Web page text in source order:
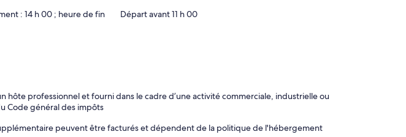
: 14 h 00 ; heure de fin
Départ avant 11 h 00
hôte professionnel et fourni dans le cadre d’une activité commerciale, industrielle ou
Code général des impôts
peuvent être facturés et dépendent de la politique de l'hébergement